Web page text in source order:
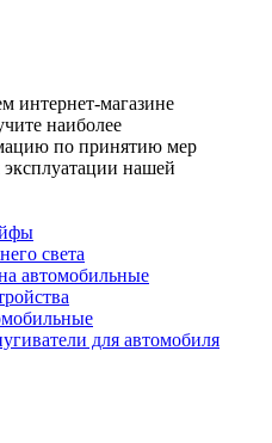
интернет-магазине
наиболее
по принятию мер
эксплуатации нашей
света
автомобильные
для автомобиля